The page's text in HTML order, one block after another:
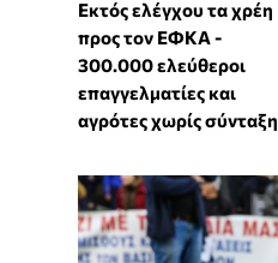
Εκτός ελέγχου τα χρέη
προς τον ΕΦΚΑ -
300.000 ελεύθεροι
επαγγελματίες και
αγρότες χωρίς σύνταξη